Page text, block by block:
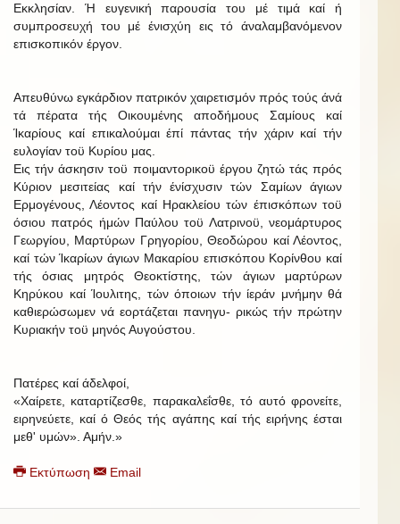
Εκκλησίαν. Ή ευγενική παρουσία του μέ τιμά καί ή
συμπροσευχή του μέ ένισχύη εις τό άναλαμβανόμενον
επισκοπικόν έργον.
Απευθύνω εγκάρδιον πατρικόν χαιρετισμόν πρός τούς άνά
τά πέρατα τής Οικουμένης αποδήμους Σαμίους καί
Ίκαρίους καί επικαλούμαι έπί πάντας τήν χάριν καί τήν
ευλογίαν τοϋ Κυρίου μας.
Εις τήν άσκησιν τοϋ ποιμαντορικοϋ έργου ζητώ τάς πρός
Κύριον μεσιτείας καί τήν ένίσχυσιν τών Σαμίων άγιων
Ερμογένους, Λέοντος καί Ηρακλείου τών έπισκόπων τοϋ
όσιου πατρός ήμών Παύλου τοϋ Λατρινοϋ, νεομάρτυρος
Γεωργίου, Μαρτύρων Γρηγορίου, Θεοδώρου καί Λέοντος,
καί τών Ίκαρίων άγιων Μακαρίου επισκόπου Κορίνθου καί
τής όσιας μητρός Θεοκτίστης, τών άγιων μαρτύρων
Κηρύκου καί Ίουλιτης, τών όποιων τήν ίεράν μνήμην θά
καθιερώσωμεν νά εορτάζεται πανηγυ- ρικώς τήν πρώτην
Κυριακήν τοϋ μηνός Αυγούστου.
Πατέρες καί άδελφοί,
«Χαίρετε, καταρτίζεσθε, παρακαλεΐσθε, τό αυτό φρονείτε,
ειρηνεύετε, καί ό Θεός τής αγάπης καί τής ειρήνης έσται
μεθ' υμών». Αμήν.»
Εκτύπωση Email